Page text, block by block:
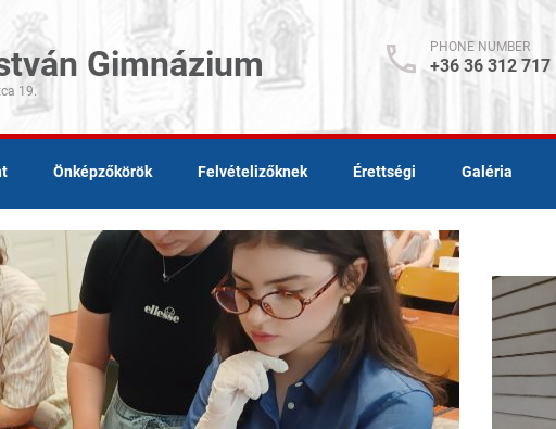
Gimnázium
19.
PHONE NUMBER
+36 36 312 717
Önképzőkörök Felvételizőknek Érettségi Galéria